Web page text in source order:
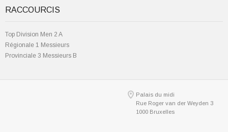
RACCOURCIS
Top Division Men 2 A
Régionale 1 Messieurs
Provinciale 3 Messieurs B
Palais du midi
Rue Roger van der Weyden 3
1000 Bruxelles